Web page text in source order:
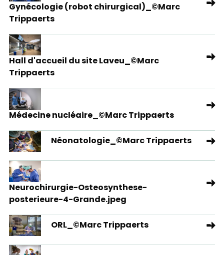
Gynécologie (robot chirurgical)_©Marc
Trippaerts
Hall d'accueil du site Laveu_©Marc
Trippaerts
Médecine nucléaire_©Marc Trippaerts
Néonatologie_©Marc Trippaerts
Neurochirurgie-Osteosynthese-
posterieure-4-Grande.jpeg
ORL_©Marc Trippaerts